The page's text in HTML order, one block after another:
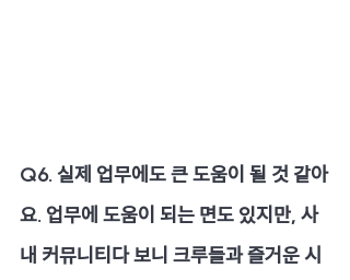
Q6. 실제 업무에도 큰 도움이 될 것 같아
요. 업무에 도움이 되는 면도 있지만, 사
내 커뮤니티다 보니 크루들과 즐거운 시